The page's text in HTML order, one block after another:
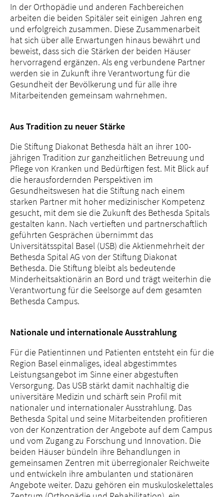
In der Orthopädie und anderen Fachbereichen
arbeiten die beiden Spitäler seit einigen Jahren eng
und erfolgreich zusammen. Diese Zusammenarbeit
hat sich über alle Erwartungen hinaus bewährt und
beweist, dass sich die Stärken der beiden Häuser
hervorragend ergänzen. Als eng verbundene Partner
werden sie in Zukunft ihre Verantwortung für die
Gesundheit der Bevölkerung und für alle ihre
Mitarbeitenden gemeinsam wahrnehmen.
Aus Tradition zu neuer Stärke
Die Stiftung Diakonat Bethesda hält an ihrer 100-
jährigen Tradition zur ganzheitlichen Betreuung und
Pflege von Kranken und Bedürftigen fest. Mit Blick auf
die herausfordernden Perspektiven im
Gesundheitswesen hat die Stiftung nach einem
starken Partner mit hoher medizinischer Kompetenz
gesucht, mit dem sie die Zukunft des Bethesda Spitals
gestalten kann. Nach vertieften und partnerschaftlich
geführten Gesprächen übernimmt das
Universitätsspital Basel (USB) die Aktienmehrheit der
Bethesda Spital AG von der Stiftung Diakonat
Bethesda. Die Stiftung bleibt als bedeutende
Minderheitsaktionärin an Bord und trägt weiterhin die
Verantwortung für die Seelsorge auf dem gesamten
Bethesda Campus.
Nationale und internationale Ausstrahlung
Für die Patientinnen und Patienten entsteht ein für die
Region Basel einmaliges, ideal abgestimmtes
Leistungsangebot im Sinne einer abgestuften
Versorgung. Das USB stärkt damit nachhaltig die
universitäre Medizin und schärft sein Profil mit
nationaler und internationaler Ausstrahlung. Das
Bethesda Spital und seine Mitarbeitenden profitieren
von der Konzentration der Angebote auf dem Campus
und vom Zugang zu Forschung und Innovation. Die
beiden Häuser bündeln ihre Behandlungen in
gemeinsamen Zentren mit überregionaler Reichweite
und entwickeln ihre ambulanten und stationären
Angebote weiter. Dazu gehören ein muskuloskelettales